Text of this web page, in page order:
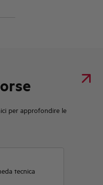
per approfondire le
tecnica